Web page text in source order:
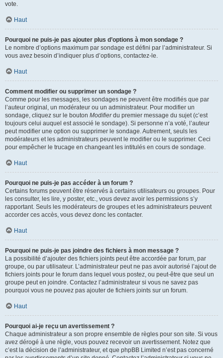
vote.
Haut
Pourquoi ne puis-je pas ajouter plus d’options à mon sondage ?
Le nombre d’options maximum par sondage est défini par l’administrateur. Si
vous avez besoin d’indiquer plus d’options, contactez-le.
Haut
Comment modifier ou supprimer un sondage ?
Comme pour les messages, les sondages ne peuvent être modifiés que par
l’auteur original, un modérateur ou un administrateur. Pour modifier un
sondage, cliquez sur le bouton Modifierdu premier message du sujet (c’est
toujours celui auquel est associé le sondage). Si personne n’a voté, l’auteur
peut modifier une option ou supprimer le sondage. Autrement, seuls les
modérateurs et les administrateurs peuvent le modifier ou le supprimer. Ceci
pour empêcher le trucage en changeant les intitulés en cours de sondage.
Haut
Pourquoi ne puis-je pas accéder à un forum ?
Certains forums peuvent être réservés à certains utilisateurs ou groupes. Pour
les consulter, les lire, y poster, etc., vous devez avoir les permissions s’y
rapportant. Seuls les modérateurs de groupes et les administrateurs peuvent
accorder ces accès, vous devez donc les contacter.
Haut
Pourquoi ne puis-je pas joindre des fichiers à mon message ?
La possibilité d’ajouter des fichiers joints peut être accordée par forum, par
groupe, ou par utilisateur. L’administrateur peut ne pas avoir autorisé l’ajout de
fichiers joints pour le forum dans lequel vous postez, ou peut-être que seul un
groupe peut en joindre. Contactez l’administrateur si vous ne savez pas
pourquoi vous ne pouvez pas ajouter de fichiers joints sur un forum.
Haut
Pourquoi ai-je reçu un avertissement ?
Chaque administrateur a son propre ensemble de règles pour son site. Si vous
avez dérogé à une règle, vous pouvez recevoir un avertissement. Notez que
c’est la décision de l’administrateur, et que phpBB Limited n’est pas concerné